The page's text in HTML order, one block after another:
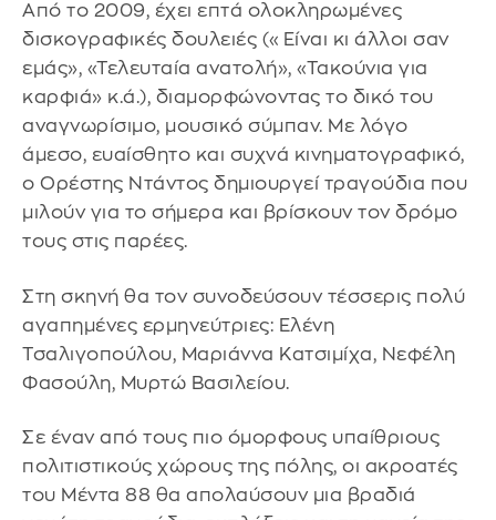
Από το 2009, έχει επτά ολοκληρωμένες
δισκογραφικές δουλειές («Είναι κι άλλοι σαν
εμάς», «Τελευταία ανατολή», «Τακούνια για
καρφιά» κ.ά.), διαμορφώνοντας το δικό του
αναγνωρίσιμο, μουσικό σύμπαν. Με λόγο
άμεσο, ευαίσθητο και συχνά κινηματογραφικό,
ο Ορέστης Ντάντος δημιουργεί τραγούδια που
μιλούν για το σήμερα και βρίσκουν τον δρόμο
τους στις παρέες.
Στη σκηνή θα τον συνοδεύσουν τέσσερις πολύ
αγαπημένες ερμηνεύτριες: Ελένη
Τσαλιγοπούλου, Μαριάννα Κατσιμίχα, Νεφέλη
Φασούλη, Μυρτώ Βασιλείου.
Σε έναν από τους πιο όμορφους υπαίθριους
πολιτιστικούς χώρους της πόλης, οι ακροατές
του Μέντα 88 θα απολαύσουν μια βραδιά